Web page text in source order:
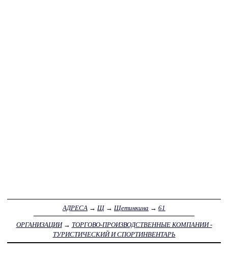
АДРЕСА → Щ → Щетинкина → 61
ОРГАНИЗАЦИИ→ ТОРГОВО-ПРОИЗВОДСТВЕННЫЕ КОМПАНИИ -
ТУРИСТИЧЕСКИЙ И СПОРТИНВЕНТАРЬ